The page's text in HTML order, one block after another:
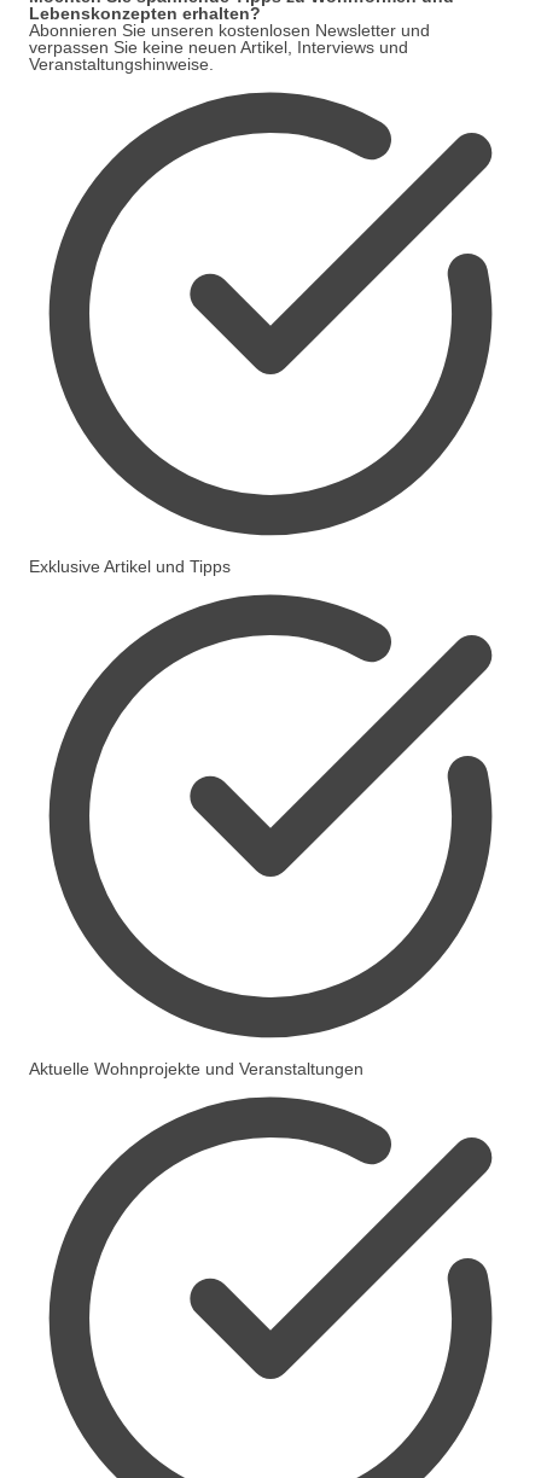
Lebenskonzepten erhalten?
Abonnieren Sie unseren kostenlosen Newsletter und
verpassen Sie keine neuen Artikel, Interviews und
Veranstaltungshinweise.
Exklusive Artikel und Tipps
Aktuelle Wohnprojekte und Veranstaltungen